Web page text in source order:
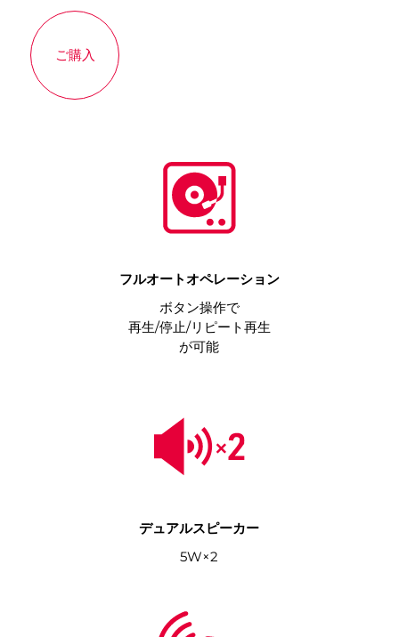
ご購入
フルオートオペレーション
ボタン操作で
再生/停止/リピート再生
が可能
デュアルスピーカー
5W×2